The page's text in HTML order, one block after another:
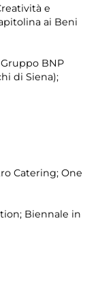
e
ai Beni
BNP
di Siena);
Catering; One
Biennale in